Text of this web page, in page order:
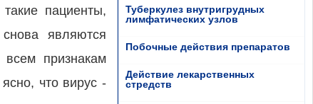
пациенты,
являются
признакам
что вирус -
Туберкулез внутригрудных
лимфатических узлов
Побочные действия препаратов
Действие лекарственных
стредств